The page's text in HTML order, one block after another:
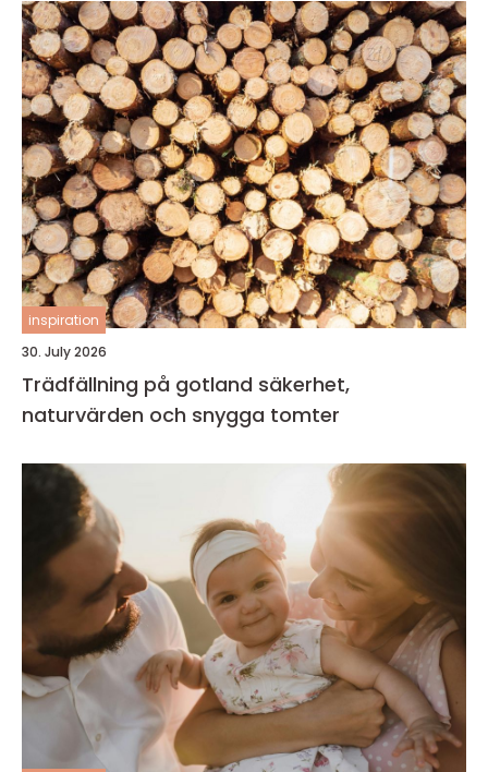
inspiration
30. July 2026
Trädfällning på gotland säkerhet,
naturvärden och snygga tomter